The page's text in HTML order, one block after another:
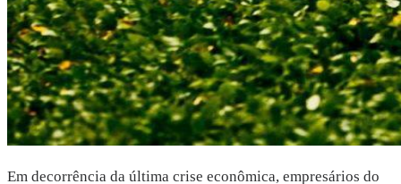
Em decorrência da última crise econômica, empresários do